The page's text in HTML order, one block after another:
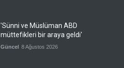
'Sünni ve Müslüman ABD
müttefikleri bir araya geldi'
Güncel 8 Ağustos 2026